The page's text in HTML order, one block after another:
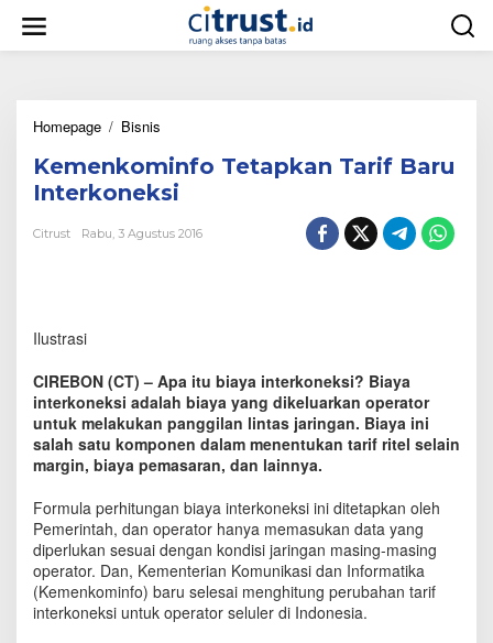
w
Homepage / Bisnis
m
e
n
o
e
t
a
p
k
n
T
a
r
i
f
B
Kemenkominfo Tetapkan Tarif Baru
Interkoneksi
Citrust Rabu, 3 Agustus 2016
Ilustrasi
CIREBON (CT) – Apa itu biaya interkoneksi? Biaya
interkoneksi adalah biaya yang dikeluarkan operator
untuk melakukan panggilan lintas jaringan. Biaya ini
salah satu komponen dalam menentukan tarif ritel selain
margin, biaya pemasaran, dan lainnya.
Formula perhitungan biaya interkoneksi ini ditetapkan oleh
Pemerintah, dan operator hanya memasukan data yang
diperlukan sesuai dengan kondisi jaringan masing-masing
operator. Dan, Kementerian Komunikasi dan Informatika
(Kemenkominfo) baru selesai menghitung perubahan tarif
interkoneksi untuk operator seluler di Indonesia.